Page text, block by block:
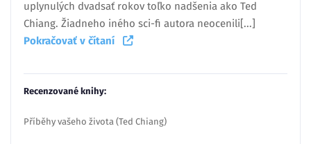
uplynulých dvadsať rokov toľko nadšenia ako Ted
Chiang. Žiadneho iného sci-fi autora neocenili[...]
Pokračovať v čítaní
Recenzované knihy:
Příběhy vašeho života (Ted Chiang)